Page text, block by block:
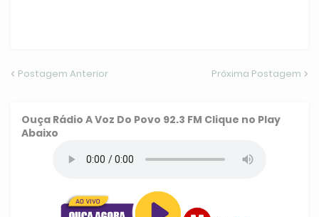
Postagem Anterior Próxima Postagem
Ouça Rádio A Voz Do Povo 92.3 FM Clique no Play
Abaixo